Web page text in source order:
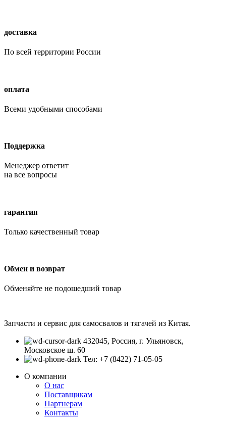
доставка
По всей территории России
оплата
Всеми удобными способами
Поддержка
Менеджер ответит
на все вопросы
гарантия
Только качественный товар
Обмен и возврат
Обменяйте не подошедший товар
Запчасти и сервис для самосвалов и тягачей из Китая.
432045, Россия, г. Ульяновск,
Московское ш. 60
Тел: +7 (8422) 71-05-05
О компании
О нас
Поставщикам
Партнерам
Контакты